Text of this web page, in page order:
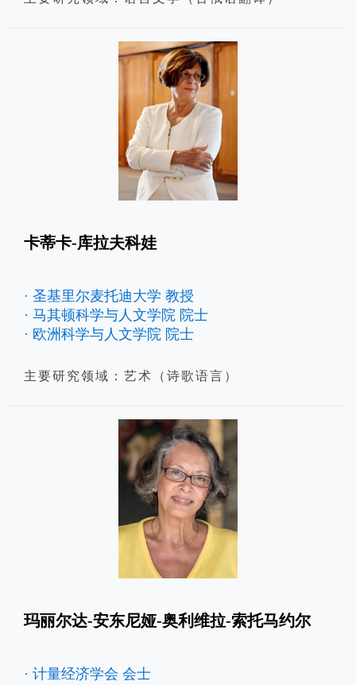
卡蒂卡-库拉夫科娃
· 圣基里尔麦托迪大学 教授
· 马其顿科学与人文学院 院士
· 欧洲科学与人文学院 院士
主要研究领域：艺术（诗歌语言）
玛丽尔达-安东尼娅-奥利维拉-索托马约尔
· 计量经济学会 会士